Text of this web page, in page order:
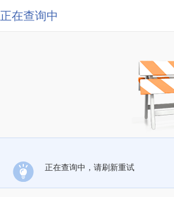
正在查询中
正在查询中，请刷新重试